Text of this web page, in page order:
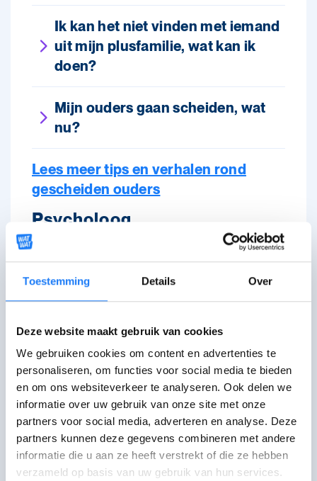
Toestemming Details Over
Deze website maakt gebruik van cookies
We gebruiken cookies om content en advertenties te
personaliseren, om functies voor social media te bieden
en om ons websiteverkeer te analyseren. Ook delen we
informatie over uw gebruik van onze site met onze
partners voor social media, adverteren en analyse. Deze
partners kunnen deze gegevens combineren met andere
informatie die u aan ze heeft verstrekt of die ze hebben
verzameld op basis van uw gebruik van hun services.
Ik kan het niet vinden met iemand
uit mijn plusfamilie, wat kan ik
doen?
Mijn ouders gaan scheiden, wat
nu?
Lees meer tips en verhalen rond
gescheiden ouders
Psycholoog
Kan ik gratis naar een
psycholoog?
Kan ik naar een psycholoog
zonder dat mijn ouders het
weten?
Waarvoor kan ik naar een
psycholoog?
Lees meer tips en verhalen over naar